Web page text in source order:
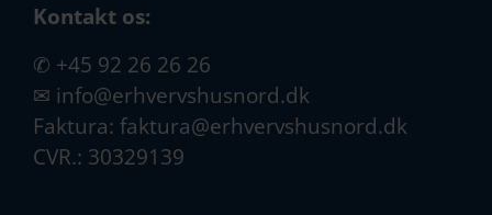
Kontakt os:
✆ +45 92 26 26 26
✉ info@erhvervshusnord.dk
Faktura: faktura@erhvervshusnord.dk
CVR.: 30329139